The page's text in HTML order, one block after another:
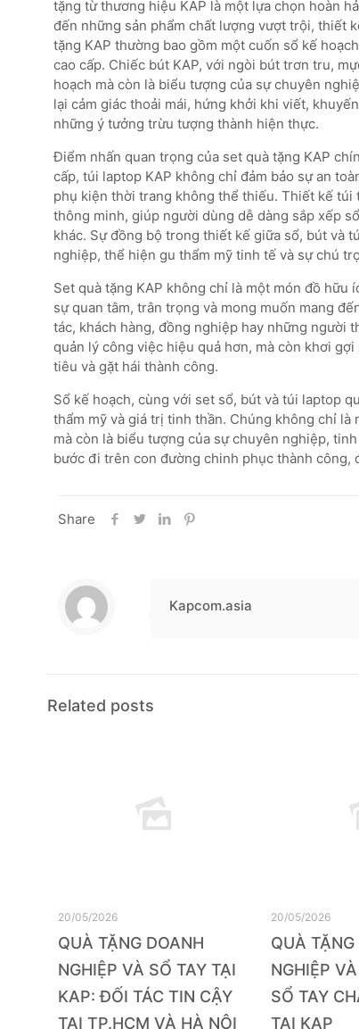
tặng từ thương hiệu KAP là một lựa chọn hoàn
đến những sản phẩm chất lượng vượt trội, thiết
tặng KAP thường bao gồm một cuốn sổ kế
cao cấp. Chiếc bút KAP, với ngòi bút trơn tru,
hoạch mà còn là biểu tượng của sự chuyên
lại cảm giác thoải mái, hứng khởi khi viết,
những ý tưởng trừu tượng thành hiện thực.
Điểm nhấn quan trọng của set quà tặng KAP
cấp, túi laptop KAP không chỉ đảm bảo sự an
phụ kiện thời trang không thể thiếu. Thiết kế
thông minh, giúp người dùng dễ dàng sắp xếp
khác. Sự đồng bộ trong thiết kế giữa sổ, bút và
nghiệp, thể hiện gu thẩm mỹ tinh tế và sự chú
Set quà tặng KAP không chỉ là một món đồ
sự quan tâm, trân trọng và mong muốn mang
tác, khách hàng, đồng nghiệp hay những người
quản lý công việc hiệu quả hơn, mà còn khơi
tiêu và gặt hái thành công.
Sổ kế hoạch, cùng với set sổ, bút và túi laptop
thẩm mỹ và giá trị tinh thần. Chúng không chỉ
mà còn là biểu tượng của sự chuyên nghiệp,
bước đi trên con đường chinh phục thành công,
Share
Kapcom.asia
Related posts
20/05/2026
QUÀ TẶNG DOANH
NGHIỆP VÀ SỔ TAY TẠI
KAP: ĐỐI TÁC TIN CẬY
TẠI TP.HCM VÀ HÀ NỘI
20/05/2026
QUÀ TẶNG
NGHIỆP
SỔ TAY
TẠI KAP